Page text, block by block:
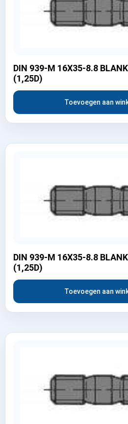
DIN 939-M 16X35-8.8
(1,25D)
Toevoegen aan
DIN 939-M 16X35-8.8
(1,25D)
Toevoegen aan